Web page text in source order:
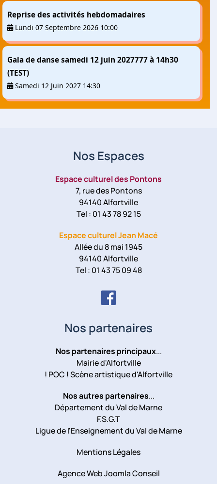
Reprise des activités hebdomadaires
Lundi 07 Septembre 2026 10:00
Gala de danse samedi 12 juin 2027777 à 14h30
(TEST)
Samedi 12 Juin 2027 14:30
Nos Espaces
Espace culturel des Pontons
7, rue des Pontons
94140 Alfortville
Tel : 01 43 78 92 15
Espace culturel Jean Macé
Allée du 8 mai 1945
94140 Alfortville
Tel : 01 43 75 09 48
Nos partenaires
Nos partenaires principaux...
Mairie d'Alfortville
! POC ! Scène artistique d'Alfortville
Nos autres partenaires...
Département du Val de Marne
F.S.G.T
Ligue de l'Enseignement du Val de Marne
Mentions Légales
Agence Web Joomla Conseil